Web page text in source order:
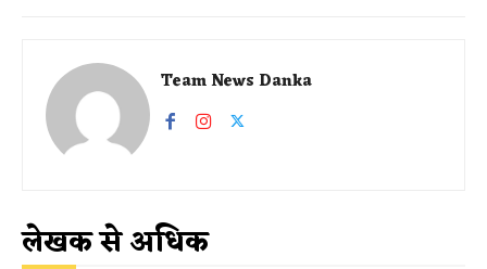
Team News Danka
लेखक से अधिक